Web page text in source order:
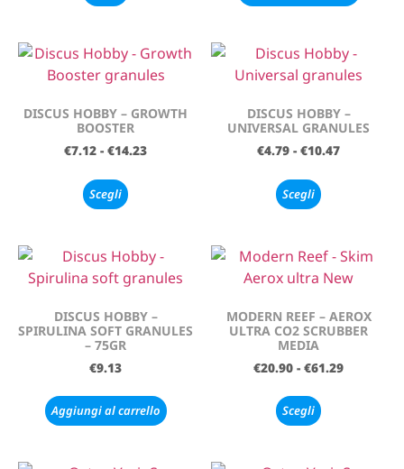
DISCUS HOBBY – GROWTH
BOOSTER
€7.12 - €14.23
Scegli
DISCUS HOBBY –
UNIVERSAL GRANULES
€4.79 - €10.47
Scegli
DISCUS HOBBY –
SPIRULINA SOFT GRANULES
– 75GR
€9.13
Aggiungi al carrello
MODERN REEF – AEROX
ULTRA CO2 SCRUBBER
MEDIA
€20.90 - €61.29
Scegli